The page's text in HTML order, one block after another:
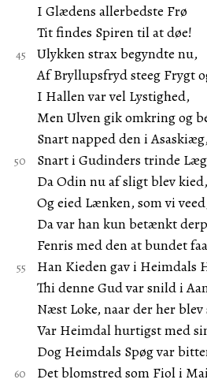
I Glædens allerbedste Frø
Tit findes Spiren til at døe!
Ulykken strax begyndte nu,
Af Bryllupsfryd steeg Frygt
I Hallen var vel Lystighed,
Men Ulven gik omkring og
Snart napped den i
Snart i Gudinders trinde
Da Odin nu af sligt blev kied,
Og eied Lænken, som vi
Da var han kun betænkt
Fenris med den at bundet
Han Kieden gav i Heimdals
Thi denne Gud var snild i
Næst Loke, naar der her
Var Heimdal hurtigst med
Dog Heimdals Spøg var
Det blomstred som Fiol i